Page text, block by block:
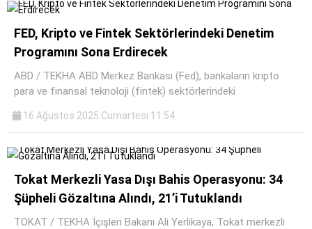
FED, Kripto ve Fintek Sektörlerindeki Denetim
Programını Sona Erdirecek
ABD / TEKHA ABD Merkez Bankası (Fed), bankaların kripto
para ve finansal teknoloji (fintek) sektörlerindeki
16 Ağustos 2025 Cumartesi 11:54
Tokat Merkezli Yasa Dışı Bahis Operasyonu: 34
Şüpheli Gözaltına Alındı, 21’i Tutuklandı
TOKAT / TEKHA İçişleri Bakanı Ali Yerlikaya, Tokat merkezli